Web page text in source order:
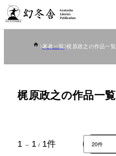
著者一覧 梶原政之の作品一覧
梶原政之の作品一覧
1 ～ 1 / 1件